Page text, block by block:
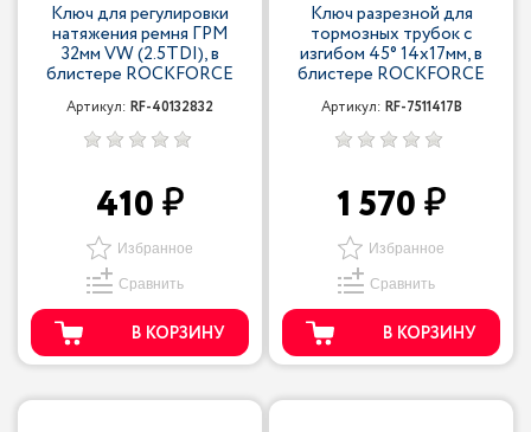
Ключ для регулировки
натяжения ремня ГРМ
32мм VW (2.5TDI), в
блистере ROCKFORCE
Артикул: RF-40132832
410
Избранное
Сравнить
В КОРЗИНУ
Ключ разрезной для
тормозных трубок с
изгибом 45° 14x17мм, в
блистере ROCKFORCE
Артикул: RF-7511417B
1 570
Избранное
Сравнить
В КОРЗИНУ